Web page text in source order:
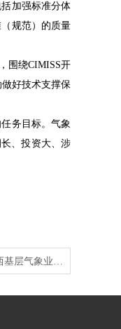
加强标准分体
规范）的质量
围绕CIMISS开
好技术支撑保
务目标。气象
、投资大、涉
基层气象业…